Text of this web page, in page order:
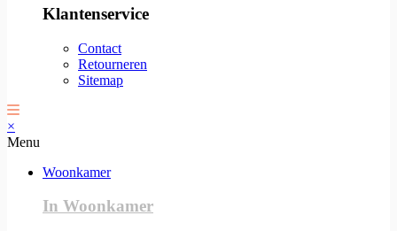
Klantenservice
Contact
Retourneren
Sitemap
×
Menu
Woonkamer
In Woonkamer